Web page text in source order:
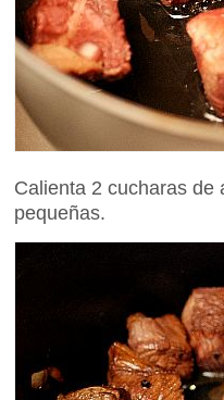
Calienta 2 cucharas de
pequeñas.